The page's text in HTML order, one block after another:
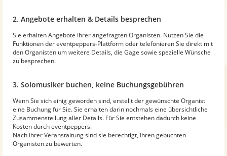
2. Angebote erhalten & Details besprechen
Sie erhalten Angebote Ihrer angefragten Organisten. Nutzen Sie die
Funktionen der eventpeppers-Plattform oder telefonieren Sie direkt mit
den Organisten um weitere Details, die Gage sowie spezielle Wünsche
zu besprechen.
3. Solomusiker buchen, keine Buchungsgebühren
Wenn Sie sich einig geworden sind, erstellt der gewünschte Organist
eine Buchung für Sie. Sie erhalten darin nochmals eine übersichtliche
Zusammenstellung aller Details. Für Sie entstehen dadurch keine
Kosten durch eventpeppers.
Nach Ihrer Veranstaltung sind sie berechtigt, Ihren gebuchten
Organisten zu bewerten.